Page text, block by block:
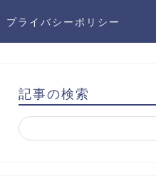
プライバシーポリシー
記事の検索